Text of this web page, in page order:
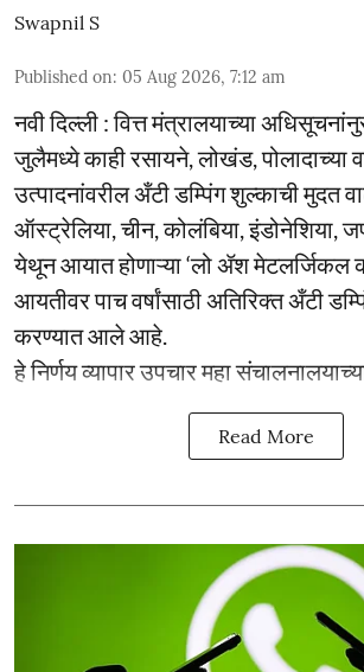
Swapnil S
Published on: 05 Aug 2026, 7:12 am
नवी दिल्ली : वित्त मंत्रालयाच्या
जुलैमध्ये काही रसायने, लोखंड, पोलादाच्या
उत्पादनांवरील अँटी डम्पिंग शुल्काची मुदत
ऑस्ट्रेलिया, चीन, कोलंबिया, इंडोनेशिया,
येथून आयात होणाऱ्या ‘लो ॲश मेटलर्जिकल
आयतीवर पाच वर्षांसाठी अतिरिक्त अँटी
करण्यात आले आहे.
हे निर्णय व्यापार उपचार महा
Read More